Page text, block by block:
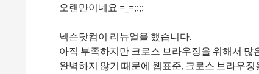
오랜만이네요 =_=;;;;
넥슨닷컴이 리뉴얼을 했습니다.
아직 부족하지만 크로스 브라우징을 위해서 많
완벽하지 않기 때문에 웹표준, 크로스 브라우